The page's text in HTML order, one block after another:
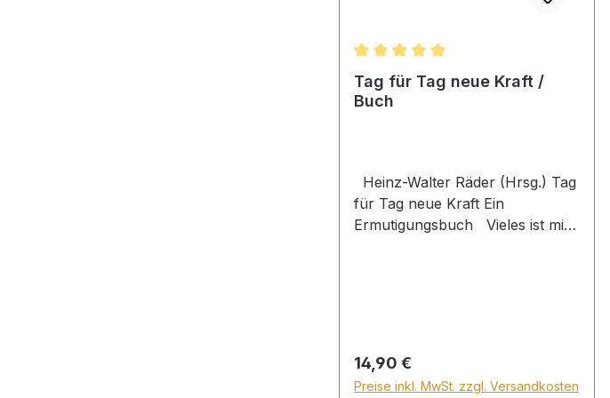
Durchschnittliche Bewertung von 5
Tag für Tag neue Kraft /
Buch
Heinz-Walter Räder (Hrsg.) Tag
für Tag neue Kraft Ein
Ermutigungsbuch Vieles ist mit
sind, muss unser Glaubensmut
oft angefacht werden. Unser
Regulärer Preis:
14,90 €
Preise inkl. MwSt. zzgl. Versandkosten